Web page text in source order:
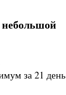
за 21 день